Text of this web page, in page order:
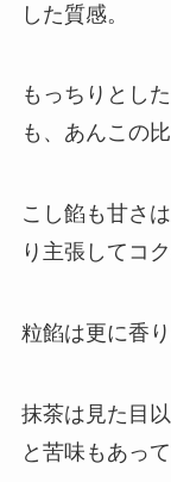
した質感。
もっちりとし
も、あんこの
こし餡も甘さ
り主張してコ
粒餡は更に香
抹茶は見た目
と苦味もあっ